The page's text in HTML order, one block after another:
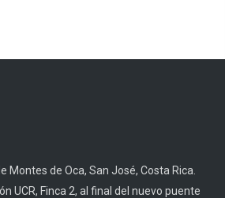
Montes de Oca, San José, Costa Rica.
UCR, Finca 2, al final del nuevo puente